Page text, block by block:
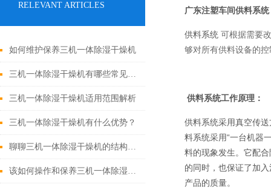
RELEVANT ARTICLES
如何维护保养三机一体除湿干燥机
三机一体除湿干燥机有哪些常见故障
三机一体除湿干燥机适用范围解析
三机一体除湿干燥机有什么优势？
聊聊三机一体除湿干燥机的结构与配置特点
该如何操作和保养三机一体除湿干燥机
广东注塑车间供料系统
供料系统 可根据需要
够对所有供料设备的
供料系统工作原理：
供料系统采用真空传
料系统采用“一台机器
料的现象发生。它配
的同时，也保证了加
产品的质量。